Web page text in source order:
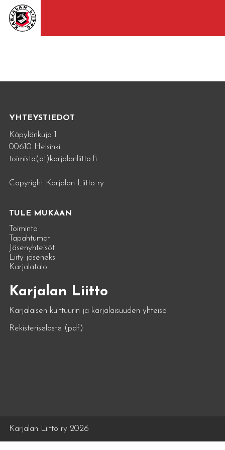
YHTEYSTIEDOT
Käpylänkuja 1
00610 Helsinki
toimisto(at)karjalanliitto.fi
Copyright Karjalan Liitto ry
TULE MUKAAN
Toiminta
Tapahtumat
Jäsenyhteisöt
Liity jäseneksi
Karjalatalo
Karjalan Liitto
Karjalaisen kulttuurin ja karjalaisuuden yhteisö
Rekisteriseloste (pdf)
Karjalan Liitto ry 2026